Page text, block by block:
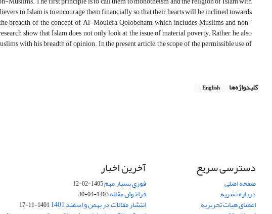
to Islam is to encourage them financially so that their hearts will be inclined towards
breadth of the concept of Al-Moulefa Qolobeham, which includes Muslims and non-
show that Islam does not only look at the issue of material poverty; Rather, he also
with his breadth of opinion. In the present article, the scope of the permissible use of
کلیدواژه‌ها English
دسترسی سریع
صفحه اصلی
درباره نشریه
اعضای هیات تحریریه
آخرین اخبار
فوری بسیار مهم1405-02-12
فراخوان مقاله1403-04-30
انتشار مقالات در بهمن و اسفند 1401 1401-11-17